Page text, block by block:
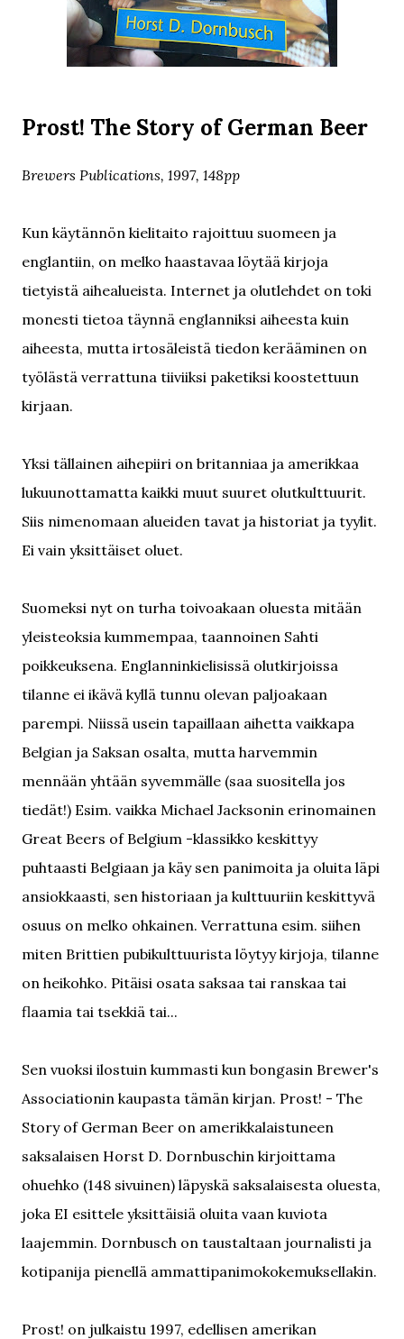
Prost! The Story of German Beer
Brewers Publications, 1997, 148pp
Kun käytännön kielitaito rajoittuu suomeen ja
englantiin, on melko haastavaa löytää kirjoja
tietyistä aihealueista. Internet ja olutlehdet on toki
monesti tietoa täynnä englanniksi aiheesta kuin
aiheesta, mutta irtosäleistä tiedon kerääminen on
työlästä verrattuna tiiviiksi paketiksi koostettuun
kirjaan.
Yksi tällainen aihepiiri on britanniaa ja amerikkaa
lukuunottamatta kaikki muut suuret olutkulttuurit.
Siis nimenomaan alueiden tavat ja historiat ja tyylit.
Ei vain yksittäiset oluet.
Suomeksi nyt on turha toivoakaan oluesta mitään
yleisteoksia kummempaa, taannoinen Sahti
poikkeuksena. Englanninkielisissä olutkirjoissa
tilanne ei ikävä kyllä tunnu olevan paljoakaan
parempi. Niissä usein tapaillaan aihetta vaikkapa
Belgian ja Saksan osalta, mutta harvemmin
mennään yhtään syvemmälle (saa suositella jos
tiedät!) Esim. vaikka Michael Jacksonin erinomainen
Great Beers of Belgium -klassikko keskittyy
puhtaasti Belgiaan ja käy sen panimoita ja oluita läpi
ansiokkaasti, sen historiaan ja kulttuuriin keskittyvä
osuus on melko ohkainen. Verrattuna esim. siihen
miten Brittien pubikulttuurista löytyy kirjoja, tilanne
on heikohko. Pitäisi osata saksaa tai ranskaa tai
flaamia tai tsekkiä tai...
Sen vuoksi ilostuin kummasti kun bongasin Brewer's
Associationin kaupasta tämän kirjan. Prost! - The
Story of German Beer on amerikkalaistuneen
saksalaisen Horst D. Dornbuschin kirjoittama
ohuehko (148 sivuinen) läpyskä saksalaisesta oluesta,
joka EI esittele yksittäisiä oluita vaan kuviota
laajemmin. Dornbusch on taustaltaan journalisti ja
kotipanija pienellä ammattipanimokokemuksellakin.
Prost! on julkaistu 1997, edellisen amerikan